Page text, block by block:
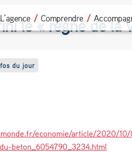
L’agence Comprendre
le « règne de la
du jour
economie/article/2020/
beton_6054790_3234.html